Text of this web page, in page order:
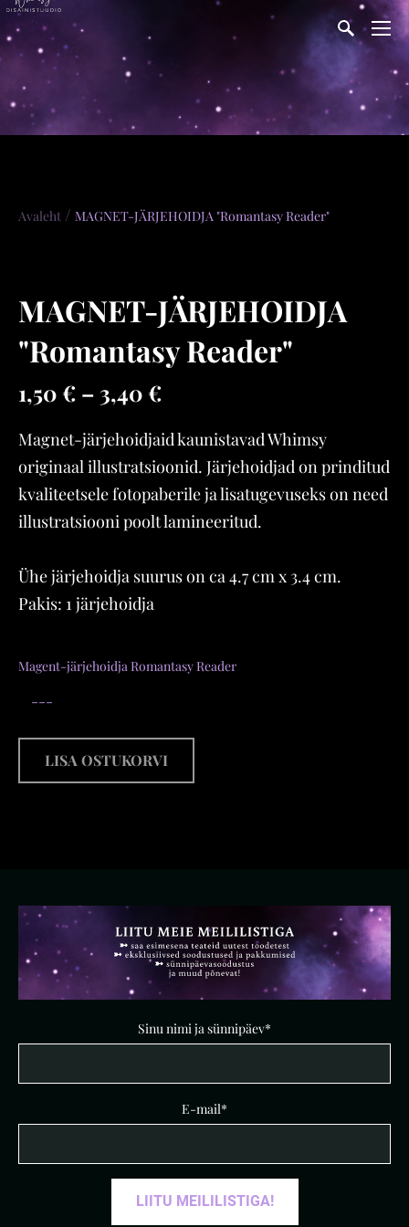
Avaleht / MAGNET-JÄRJEHOIDJA "Romantasy Reader"
MAGNET-JÄRJEHOIDJA
"Romantasy Reader"
1,50 € – 3,40 €
Magnet-järjehoidjaid kaunistavad Whimsy
originaal illustratsioonid. Järjehoidjad on prinditud
kvaliteetsele fotopaberile ja lisatugevuseks on need
illustratsiooni poolt lamineeritud.
Ühe järjehoidja suurus on ca 4.7 cm x 3.4 cm.
Pakis: 1 järjehoidja
Magent-järjehoidja Romantasy Reader
LISA OSTUKORVI
Sinu nimi ja sünnipäev
E-mail